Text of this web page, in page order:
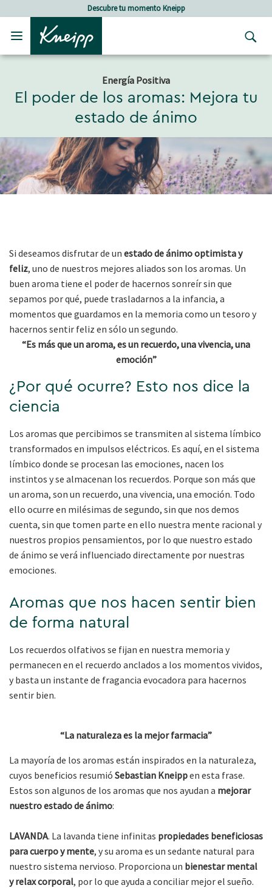
Skip to main content
Skip to footer contentDescubre tu momento Kneipp
Energía Positiva
El poder de los aromas: Mejora tu
estado de ánimo
Si deseamos disfrutar de un estado de ánimo optimista y
feliz, uno de nuestros mejores aliados son los aromas. Un
buen aroma tiene el poder de hacernos sonreír sin que
sepamos por qué, puede trasladarnos a la infancia, a
momentos que guardamos en la memoria como un tesoro y
hacernos sentir feliz en sólo un segundo.
“Es más que un aroma, es un recuerdo, una vivencia, una
emoción”
¿Por qué ocurre? Esto nos dice la
ciencia
Los aromas que percibimos se transmiten al sistema límbico
transformados en impulsos eléctricos. Es aquí, en el sistema
límbico donde se procesan las emociones, nacen los
instintos y se almacenan los recuerdos. Porque son más que
un aroma, son un recuerdo, una vivencia, una emoción. Todo
ello ocurre en milésimas de segundo, sin que nos demos
cuenta, sin que tomen parte en ello nuestra mente racional y
nuestros propios pensamientos, por lo que nuestro estado
de ánimo se verá influenciado directamente por nuestras
emociones.
Aromas que nos hacen sentir bien
de forma natural
Los recuerdos olfativos se fijan en nuestra memoria y
permanecen en el recuerdo anclados a los momentos vividos,
y basta un instante de fragancia evocadora para hacernos
sentir bien.
“La naturaleza es la mejor farmacia”
La mayoría de los aromas están inspirados en la naturaleza,
cuyos beneficios resumió Sebastian Kneippen esta frase.
Estos son algunos de los aromas que nos ayudan a mejorar
nuestro estado de ánimo:
LAVANDA. La lavanda tiene infinitas propiedades beneficiosas
para cuerpo y mente, y su aroma es un sedante natural para
nuestro sistema nervioso. Proporciona un bienestar mental
y relax corporal, por lo que ayuda a conciliar mejor el sueño.